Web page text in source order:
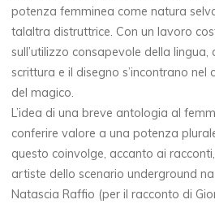
potenza femminea come natura
talaltra distruttrice. Con un lavoro
sull’utilizzo consapevole della
scrittura e il disegno s’incontrano
del magico.
L’idea di una breve antologia al
conferire valore a una potenza
questo coinvolge, accanto ai
artiste dello scenario underground
Natascia Raffio (per il racconto di